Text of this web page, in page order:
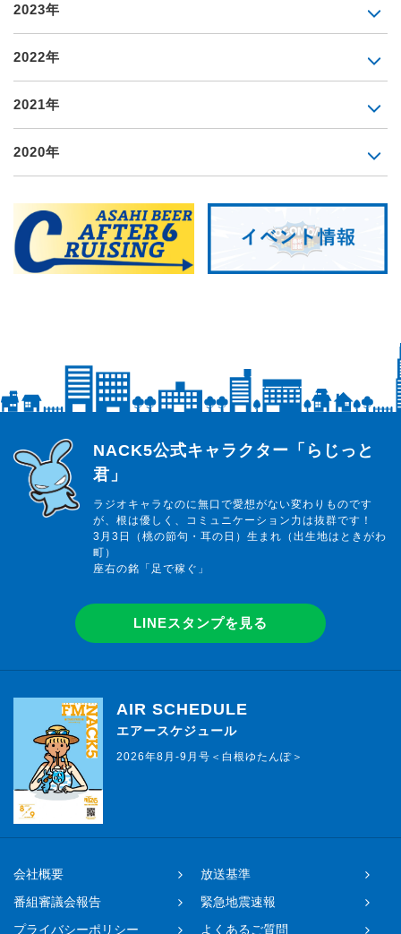
2023年
2022年
2021年
2020年
らじっと君
NACK5公式キャラクター「らじっと
君」
ラジオキャラなのに無口で愛想がない変わりものです
が、根は優しく、コミュニケーション力は抜群です！
3月3日（桃の節句・耳の日）生まれ（出生地はときがわ
町）
座右の銘「足で稼ぐ」
LINEスタンプを見る
AIR SCHEDULE
エアースケジュール
2026年8月-9月号＜白根ゆたんぽ＞
会社概要
放送基準
番組審議会報告
緊急地震速報
プライバシーポリシー
よくあるご質問